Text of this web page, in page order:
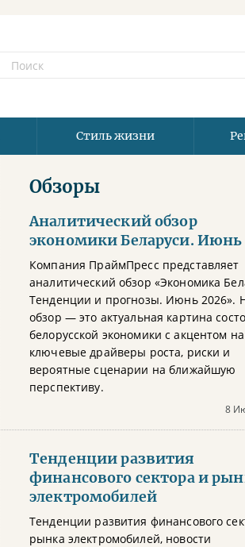
Стиль жизни
Обзоры
Аналитический обзор
экономики Беларуси. Июнь
Компания ПраймПресс представляет
аналитический обзор «Экономика
Тенденции и прогнозы. Июнь 2026».
обзор — это актуальная картина
белорусской экономики с акцентом на
ключевые драйверы роста, риски и
вероятные сценарии на ближайшую
перспективу.
8
Тенденции развития
финансового сектора и
электромобилей
Тенденции развития финансового
рынка электромобилей, новости